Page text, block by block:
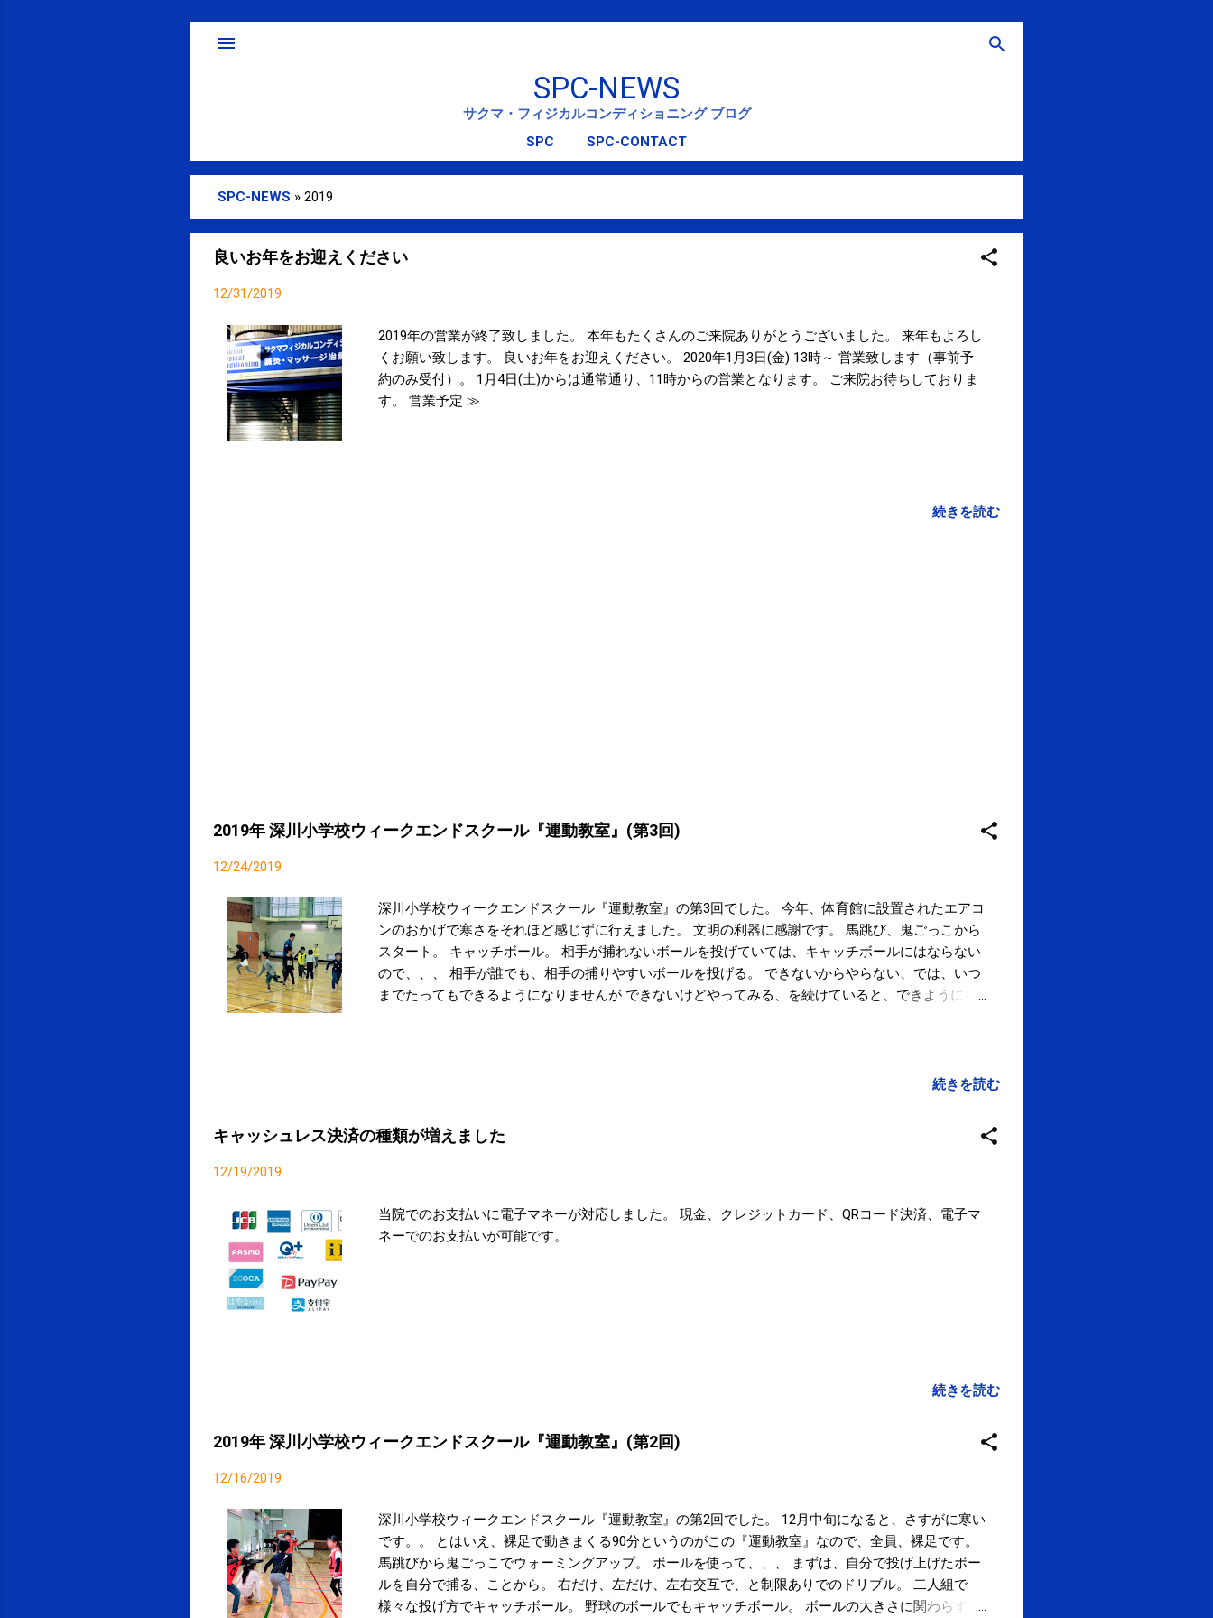
スキップしてメイン コンテンツに移動
SPC-NEWS
サクマ・フィジカルコンディショニング ブログ
SPC
SPC-CONTACT
稿
SPC-NEWS » 2019
良いお年をお迎えください
12/31/2019
2019年の営業が終了致しました。 本年もたくさんのご来院ありがとうございました。 来年もよろし
くお願い致します。 良いお年をお迎えください。 2020年1月3日(金) 13時～ 営業致します（事前予
約のみ受付）。 1月4日(土)からは通常通り、11時からの営業となります。 ご来院お待ちしておりま
す。 営業予定 ≫
続きを読む
2019年 深川小学校ウィークエンドスクール『運動教室』(第3回)
12/24/2019
深川小学校ウィークエンドスクール『運動教室』の第3回でした。 今年、体育館に設置されたエアコ
ンのおかげで寒さをそれほど感じずに行えました。 文明の利器に感謝です。 馬跳び、鬼ごっこから
スタート。 キャッチボール。 相手が捕れないボールを投げていては、キャッチボールにはならない
ので、、、 相手が誰でも、相手の捕りやすいボールを投げる。 できないからやらない、では、いつ
までたってもできるようになりませんが できないけどやってみる、を続けていると、できようにな
深川小学校ウィークエンドスクール『運動教室』(第1回) 2019年 深川小学校ウィークエンドスクール
続きを読む
キャッシュレス決済の種類が増えました
12/19/2019
当院でのお支払いに電子マネーが対応しました。 現金、クレジットカード、QRコード決済、電子マ
ネーでのお支払いが可能です。
続きを読む
2019年 深川小学校ウィークエンドスクール『運動教室』(第2回)
12/16/2019
深川小学校ウィークエンドスクール『運動教室』の第2回でした。 12月中旬になると、さすがに寒い
です。。 とはいえ、裸足で動きまくる90分というのがこの『運動教室』なので、全員、裸足です。
馬跳びから鬼ごっこでウォーミングアップ。 ボールを使って、、、 まずは、自分で投げ上げたボー
ルを自分で捕る、ことから。 右だけ、左だけ、左右交互で、と制限ありでのドリブル。 二人組で
様々な投げ方でキャッチボール。 野球のボールでもキャッチボール。 ボールの大きさに関わらず、